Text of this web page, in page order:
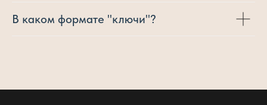
В каком формате "ключи"?